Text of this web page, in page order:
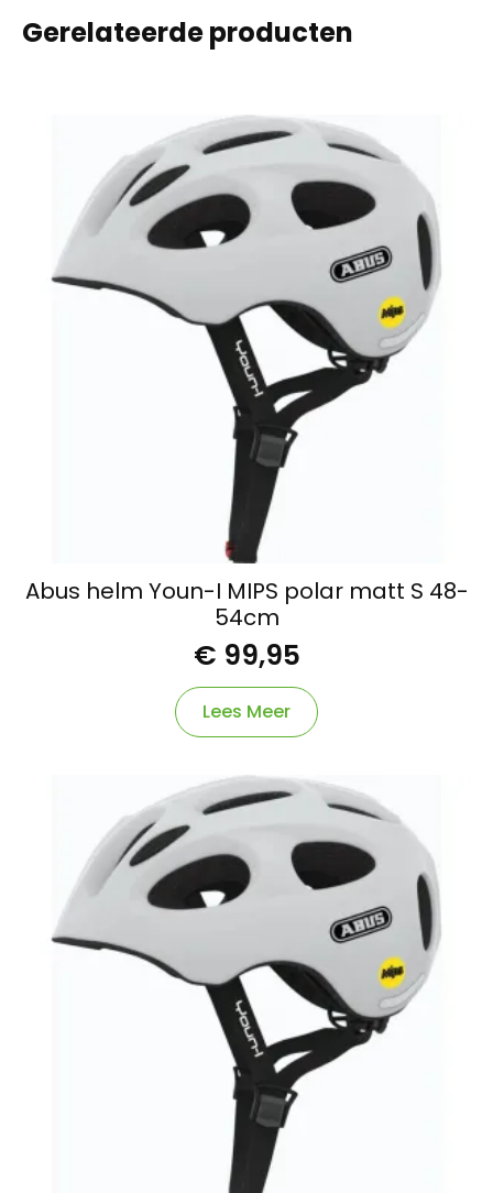
Gerelateerde producten
Abus helm Youn-I MIPS polar matt S 48-
54cm
€ 99,95
Lees Meer